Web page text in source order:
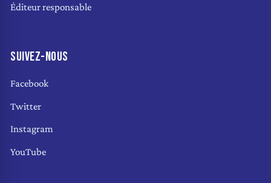
Éditeur responsable
SUIVEZ-NOUS
Facebook
Twitter
Instagram
YouTube